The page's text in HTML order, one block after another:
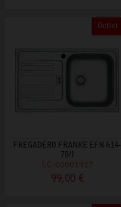
Outlet
FREGADERO FRANKE EFN 614-
78/I
SC-00001917
99,00 €